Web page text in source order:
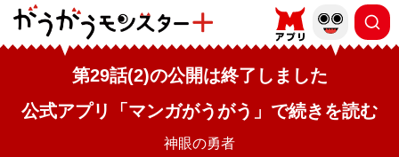
第29話(2)の公開は終了しました
公式アプリ「マンガがうがう」で続きを読む
神眼の勇者